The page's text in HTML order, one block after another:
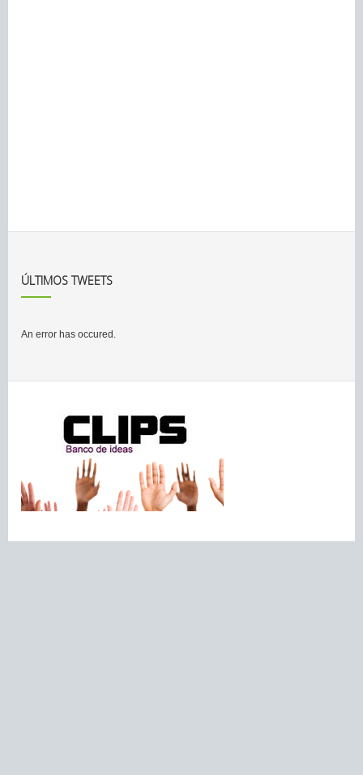
ÚLTIMOS TWEETS
An error has occured.